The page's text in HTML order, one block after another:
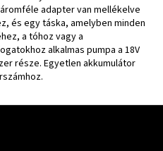
adapter van mellékelve
és egy táska, amelyben minden
a tóhoz vagy a
alkalmas pumpa a 18V
része. Egyetlen akkumulátor